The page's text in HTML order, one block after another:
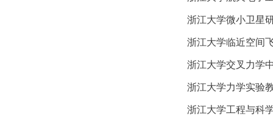
浙江大学微小卫星
浙江大学临近空间
浙江大学交叉力学
浙江大学力学实验
浙江大学工程与科